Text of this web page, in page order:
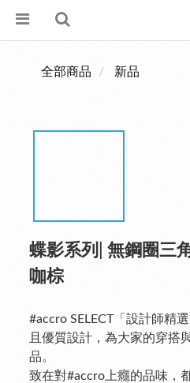
全部商品 新品
蝶影系列| 無鋼圈三
咖棕
#accro SELECT「設計師精
且優質設計，為大家的穿搭
品。
致在對#accro上癮的品味，